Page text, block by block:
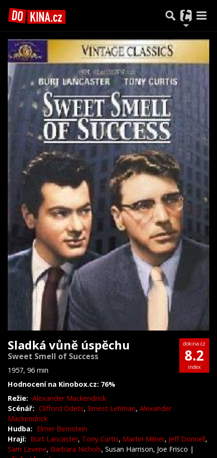
Sladká vůně úspěchu
Sweet Smell of Success
1957, 96 min
Hodnocení na Kinobox.cz: 76%
dokina.cz
8.2
index
Režie: Alexander Mackendrick
Scénář: Clifford Odets, Ernest Lehman, Alexander
Mackendrick
Hudba: Elmer Bernstein
Hrají: Burt Lancaster, Tony Curtis, Martin Milner, Jeff Donnell,
Sam Levene, Barbara Nichols, Susan Harrison, Joe Frisco |